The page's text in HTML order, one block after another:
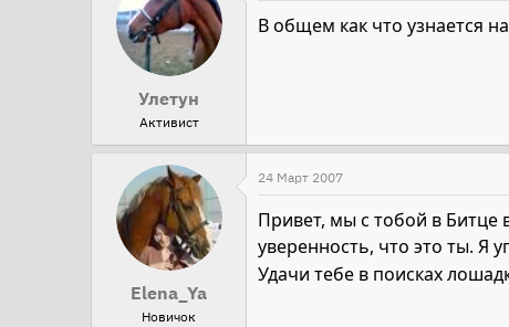
Улетун
Активист
В общем как что узнается
Elena_Ya
Новичок
24 Март 2007
Привет, мы с тобой в Битце
уверенность, что это ты. Я
Удачи тебе в поисках